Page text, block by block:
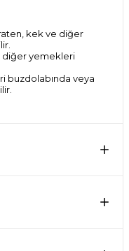
kek ve diğer
diğer yemekleri
buzdolabında veya